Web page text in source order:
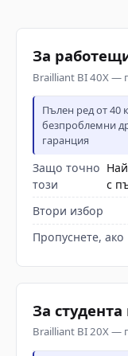
За
Brailliant BI 40X —
Пълен ред от 40
безпроблемни
гаранция
Защо точно
този
с
Втори избор
Пропуснете, ако
За
Brailliant BI 20X —